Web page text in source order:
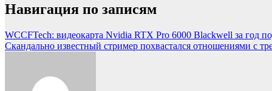
Навигация по записям
WCCFTech: видеокарта Nvidia RTX Pro 6000 Blackwell за год
Скандально известный стример похвастался отношениями с